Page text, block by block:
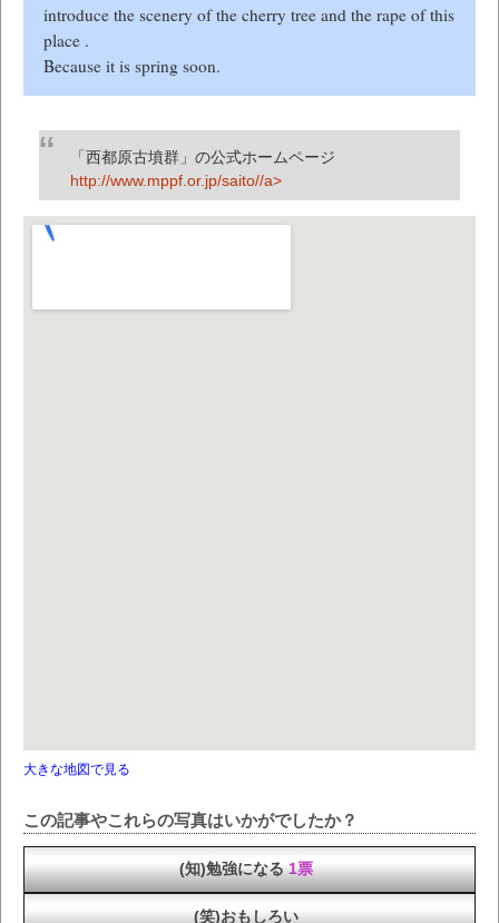
introduce the scenery of the cherry tree and the rape of this
place .
Because it is spring soon.
「西都原古墳群」の公式ホームページ
http://www.mppf.or.jp/saito//a>
大きな地図で見る
この記事やこれらの写真はいかがでしたか？
(知)勉強になる 1票
(笑)おもしろい